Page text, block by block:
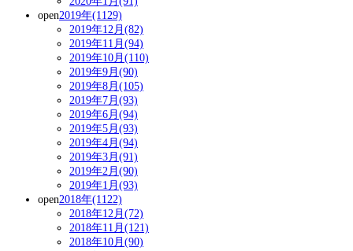
open2019年(1129)
2019年12月(82)
2019年11月(94)
2019年10月(110)
2019年9月(90)
2019年8月(105)
2019年7月(93)
2019年6月(94)
2019年5月(93)
2019年4月(94)
2019年3月(91)
2019年2月(90)
2019年1月(93)
open2018年(1122)
2018年12月(72)
2018年11月(121)
2018年10月(90)